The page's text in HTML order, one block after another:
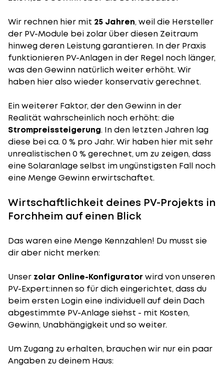
Wir rechnen hier mit 25 Jahren, weil die Hersteller
der PV-Module bei zolar über diesen Zeitraum
hinweg deren Leistung garantieren. In der Praxis
funktionieren PV-Anlagen in der Regel noch länger,
was den Gewinn natürlich weiter erhöht. Wir
haben hier also wieder konservativ gerechnet.
Ein weiterer Faktor, der den Gewinn in der
Realität wahrscheinlich noch erhöht: die
Strompreissteigerung. In den letzten Jahren lag
diese bei ca. 0 % pro Jahr. Wir haben hier mit sehr
unrealistischen 0 % gerechnet, um zu zeigen, dass
eine Solaranlage selbst im ungünstigsten Fall noch
eine Menge Gewinn erwirtschaftet.
Wirtschaftlichkeit deines PV-Projekts in
Forchheim auf einen Blick
Das waren eine Menge Kennzahlen! Du musst sie
dir aber nicht merken:
Unser zolar Online-Konfigurator wird von unseren
PV-Expert:innen so für dich eingerichtet, dass du
beim ersten Login eine individuell auf dein Dach
abgestimmte PV-Anlage siehst - mit Kosten,
Gewinn, Unabhängigkeit und so weiter.
Um Zugang zu erhalten, brauchen wir nur ein paar
Angaben zu deinem Haus: